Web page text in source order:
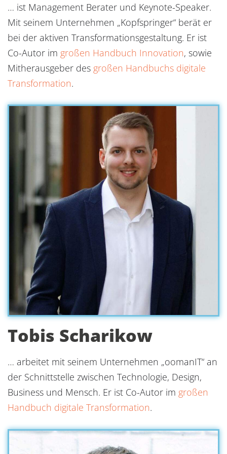
… ist Management Berater und Keynote-Speaker.
Mit seinem Unternehmen „Kopfspringer“ berät er
bei der aktiven Transformationsgestaltung. Er ist
Co-Autor im großen Handbuch Innovation, sowie
Mitherausgeber des großen Handbuchs digitale
Transformation.
Tobis Scharikow
… arbeitet mit seinem Unternehmen „oomanIT“ an
der Schnittstelle zwischen Technologie, Design,
Business und Mensch. Er ist Co-Autor im großen
Handbuch digitale Transformation.